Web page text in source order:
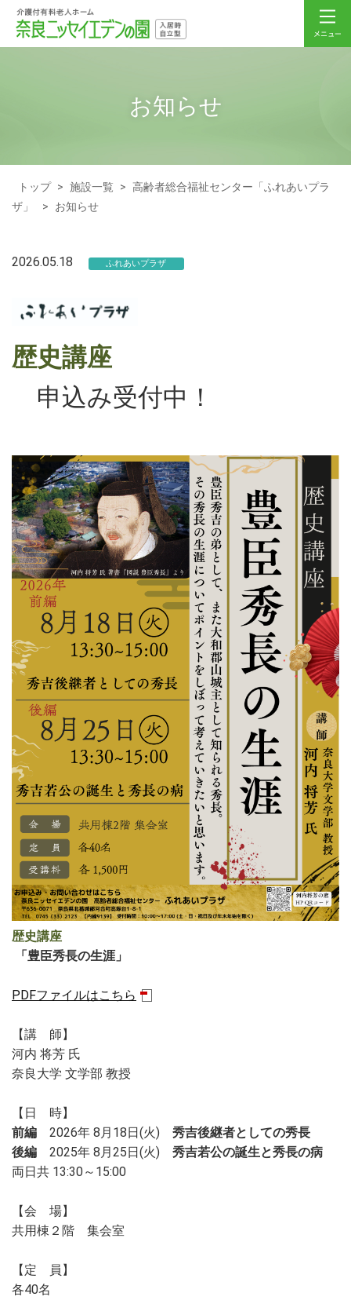
お知らせ
トップ > 施設一覧 > 高齢者総合福祉センター「ふれあいプラ
ザ」
> お知らせ
2026.05.18 ふれあいプラザ
歴史講座
申込み受付中！
歴史講座
「豊臣秀長の生涯」
PDFファイルはこちら
【講 師】
河内 将芳 氏
奈良大学 文学部 教授
【日 時】
前編 2026年 8月18日(火) 秀吉後継者としての秀長
後編 2025年 8月25日(火) 秀吉若公の誕生と秀長の病
両日共 13:30～15:00
【会 場】
共用棟２階 集会室
【定 員】
各40名